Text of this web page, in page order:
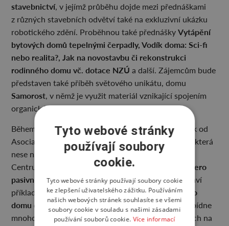
stavebnictví, v jejímž průběhu dojde mezi přednáškami
z různých stavebních odvětví také na exkluzivní ukázku
robotického zdění. Proběhnou také přednáškyVytápění
bytových domů tepelnými čerpadly, Vodík doma: Sci-fi
nebo realita?, Jak na novostavbu či rekonstrukci
rodinného domu vč. dotace NZÚ a další. Zájemcům bude
představen také příběh světového unikátu, domu
Samorost, v němž je využit materiál vznikající spojením
organického odpadu a podhoubí.
Během
pátku 19. záříse bude konat série přednášek od
Asociace dodavatelů montovaných domů (ADMD), která
nese název
Dřevostavby aneb Jak kvalitně bydlet
Centrum pasivního domu připraví přednášku
Desatero
pasivního domua odborník Filip Řehák zase představí
příklad z praxe pod názvemModernizace rodinného
domu do pasivního standardu. Páteční program nabídne
mnoho dalších zajímavých bodů, například o chybách na
Tyto webové stránky
používají soubory
cookie.
Tyto webové stránky používají soubory cookie
ke zlepšení uživatelského zážitku. Používáním
našich webových stránek souhlasíte se všemi
soubory cookie v souladu s našimi zásadami
používání souborů cookie. Více informací